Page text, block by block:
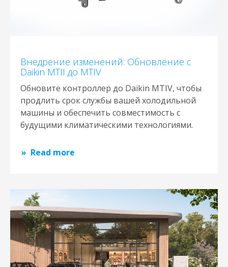
Внедрение изменений: Обновление с
Daikin MTII до MTIV
Обновите контроллер до Daikin MTIV, чтобы
продлить срок службы вашей холодильной
машины и обеспечить совместимость с
будущими климатическими технологиями.
Read more